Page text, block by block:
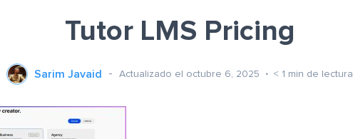
Tutor LMS Pricing
Sarim Javaid Actualizado el octubre 6, 2025 < 1 min de lectura